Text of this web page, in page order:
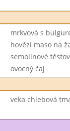
mrkvová s
hovězí maso na
semolinové
ovocný čaj
veka chlebová